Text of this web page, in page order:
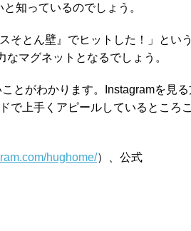
知っているのでしょう。
そとん壁』でヒットした！」とい
マグネットとなるでしょう。
とがわかります。Instagramを見る
で上手くアピールしているところこ
hughome/）、公式